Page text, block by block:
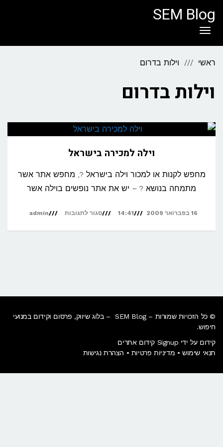
SEM Blog
תפריט
ראשי וילות בדרום
וילות בדרום
וילה למכירה בישראל
מחפש לקנות או למכור וילה בישראל ?, מחפש אתר אשר
מתמחה בנושא ? – יש את אתר נופשים בוילה אשר
16 בפברואר 2009 14:41 סגור לתגובותעל admin
© כל הזכויות שמורות – SEM Blog – בלוג שיווק, פרסום וקידום במנועי
חיפוש.
קידום על ידי Signup קידום אתרים
תנאי שימוש • מדיניות פרטיות • הצהרת נגישות